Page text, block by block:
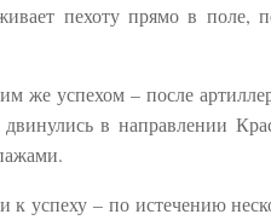
пехоту прямо в поле,
же успехом – после
в направлении
успеху – по истечению